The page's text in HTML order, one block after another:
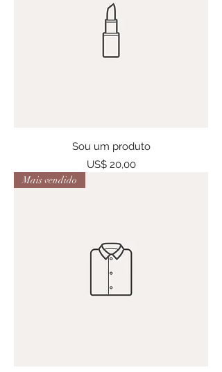
Sou um produto
Preço
US$ 20,00
Mais vendido